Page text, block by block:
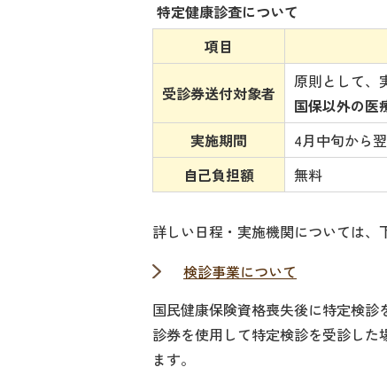
特定健康診査について
項目
受診券送付対象者
原則として、
国保以外の医
実施期間
4月中旬から
自己負担額
無料
詳しい日程・実施機関については、
検診事業について
国民健康保険資格喪失後に特定検
診券を使用して特定検診を受診し
ます。